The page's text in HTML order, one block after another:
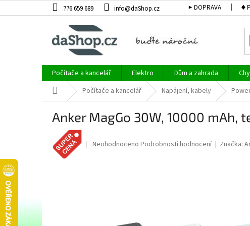
na
776 659 689 info@daShop.cz ▶ DOPRAVA ♦
Počítače a kancelář Elektro Dům a zahrada
Domů Počítače a kancelář Napájení, kabely
Anker MagGo 30W, 10000 mAh,
Průměrné
Neohodnoceno Podrobnosti hodnocení Značka: